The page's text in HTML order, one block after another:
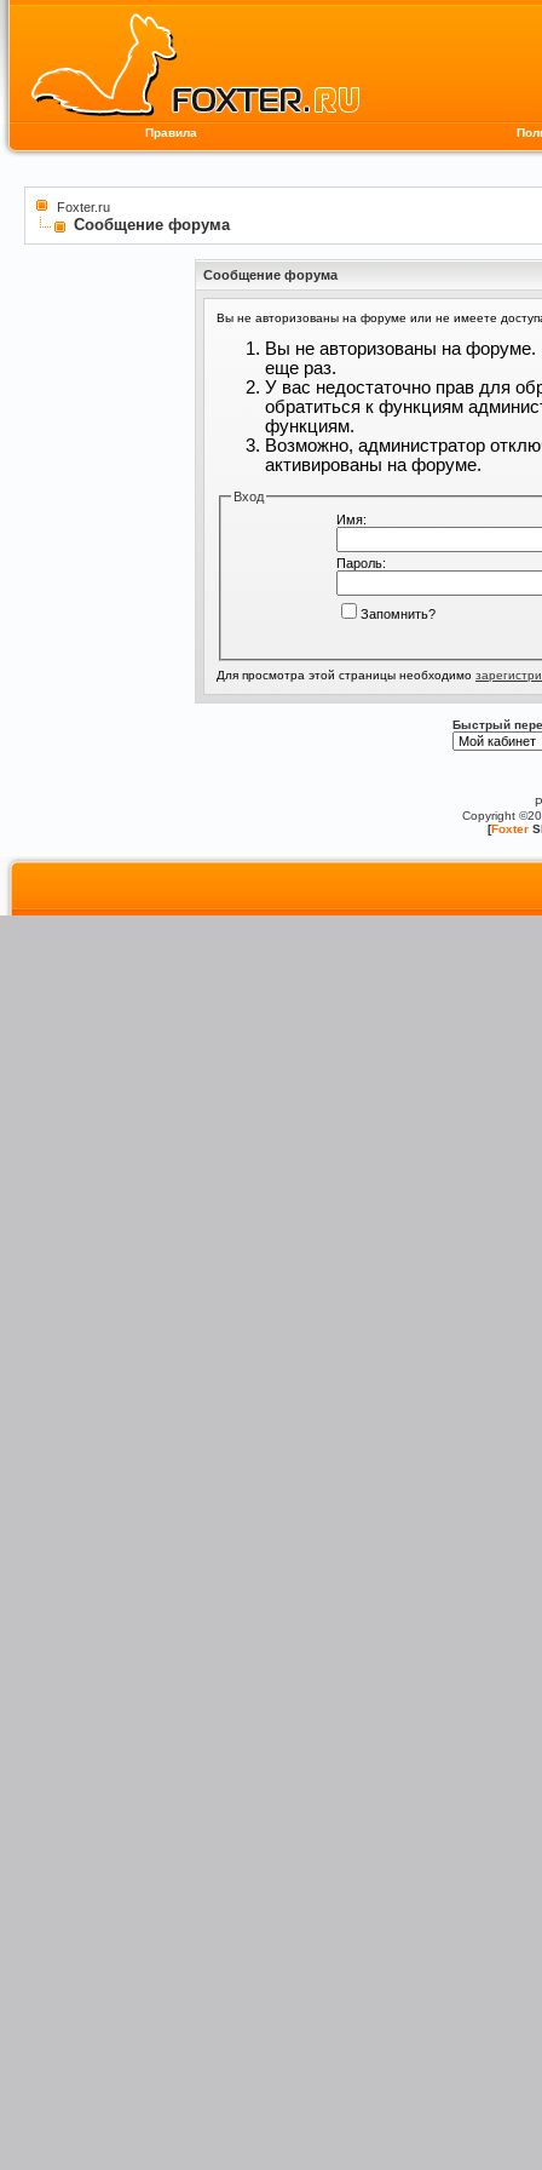
Правила
Foxter.ru
Сообщение форума
Сообщение форума
Вы не авторизованы на форуме или не имеете
Вы не авторизованы на форуме.
еще раз.
У вас недостаточно прав для
обратиться к функциям
функциям.
Возможно, администратор
активированы на форуме.
Вход
Имя:
Пароль:
Запомнить?
Для просмотра этой страницы необходимо
Быстрый
Copyright
[Foxter